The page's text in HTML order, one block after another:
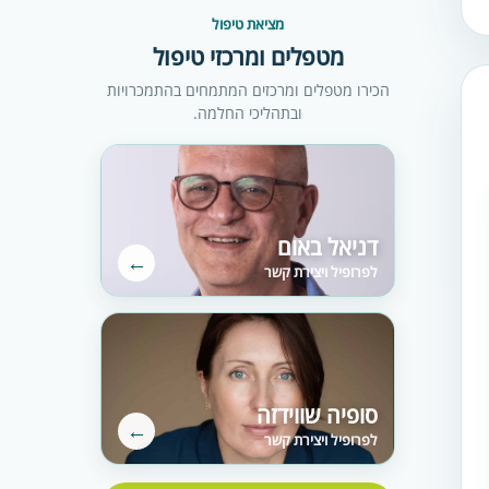
מציאת טיפול
מטפלים ומרכזי טיפול
הכירו מטפלים ומרכזים המתמחים בהתמכרויות
ובתהליכי החלמה.
דניאל באום
לפרופיל ויצירת קשר ←
סופיה שווידזה
לפרופיל ויצירת קשר ←